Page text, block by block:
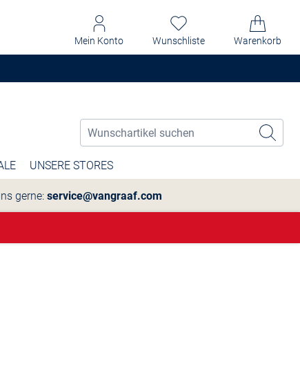
Mein Konto Wunschliste Warenkorb
UNSERE STORES
gerne: service@vangraaf.com